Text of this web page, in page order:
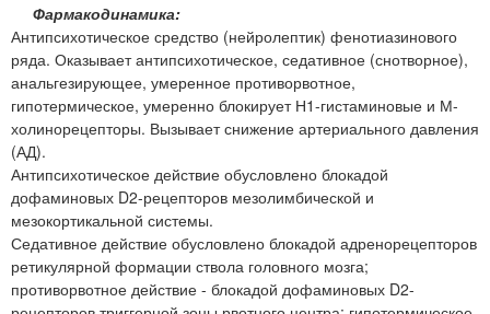
Фармакодинамика:
Антипсихотическое средство (нейролептик) фенотиазинового
ряда. Оказывает антипсихотическое, седативное (снотворное),
анальгезирующее, умеренное противорвотное,
гипотермическое, умеренно блокирует Н1-гистаминовые и М-
холинорецепторы. Вызывает снижение артериального давления
(АД).
Антипсихотическое действие обусловлено блокадой
дофаминовых D2-рецепторов мезолимбической и
мезокортикальной системы.
Седативное действие обусловлено блокадой адренорецепторов
ретикулярной формации ствола головного мозга;
противорвотное действие - блокадой дофаминовых D2-